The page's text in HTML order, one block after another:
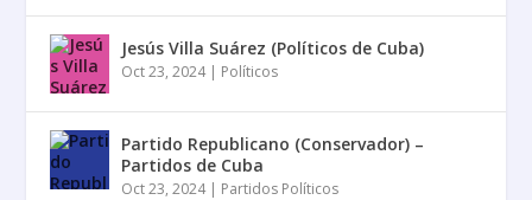
Jesús Villa Suárez (Políticos de Cuba)
Oct 23, 2024| Políticos
Partido Republicano (Conservador) –
Partidos de Cuba
Oct 23, 2024| Partidos Políticos